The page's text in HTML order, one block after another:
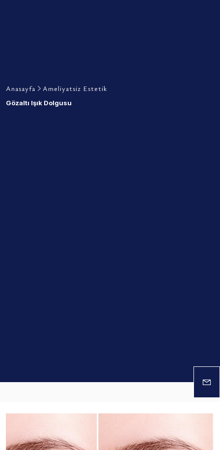
Anasayfa Ameliyatsiz Estetik
Gözaltı Işık Dolgusu